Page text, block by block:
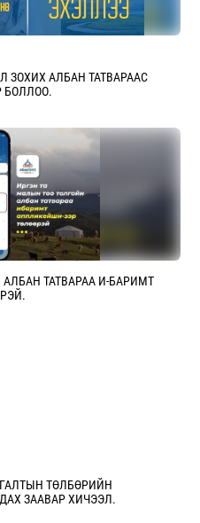
ЗОХИХ АЛБАН ТАТВАРААС
БОЛЛОО.
ТАТВАРАА И-БАРИМТ
ТӨЛБӨРИЙН
ЗААВАР ХИЧЭЭЛ.